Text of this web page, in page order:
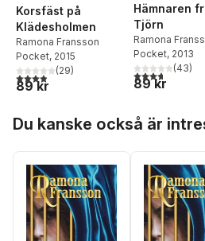
Korsfäst på
Klädesholmen
Ramona Fransson
Pocket, 2015
3,9utav 5 stjärnor. Totalt antal röster:
(29)
89 kr
Hämnaren
Tjörn
Ramona
Pocket, 2013
3,7utav 5(43)
89 kr
Du kanske också är